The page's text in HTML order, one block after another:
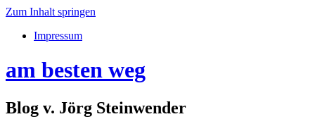
Zum Inhalt springen
Impressum
am besten weg
Blog v. Jörg Steinwender